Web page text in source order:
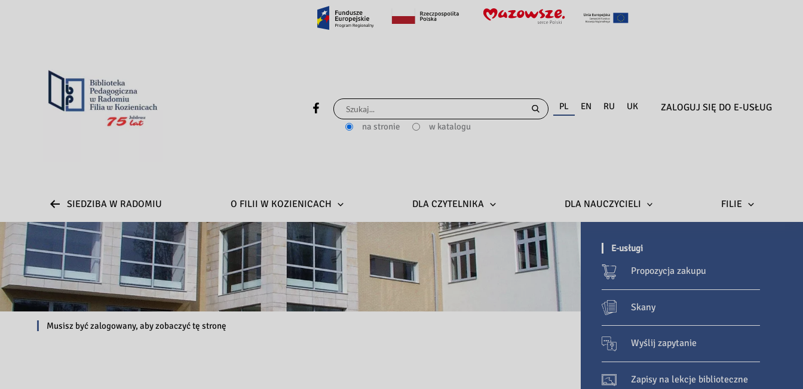
Szukaj
dla:
na stronie w katalogu
PL EN RU UK ZALOGUJ SIĘ DO E-USŁUG
SIEDZIBA W RADOMIU O FILII W KOZIENICACH DLA CZYTELNIKA DLA NAUCZYCIELI FILIE
Musisz być zalogowany, aby zobaczyć tę stronę
E-usługi
Propozycja zakupu
Skany
Wyślij zapytanie
Zapisy na lekcje biblioteczne